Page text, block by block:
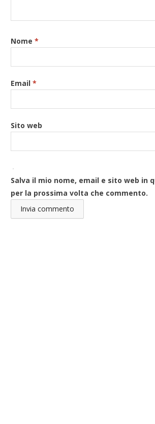
Nome*
Email*
Sito web
Salva il mio nome, email e sito web in
per la prossima volta che commento.